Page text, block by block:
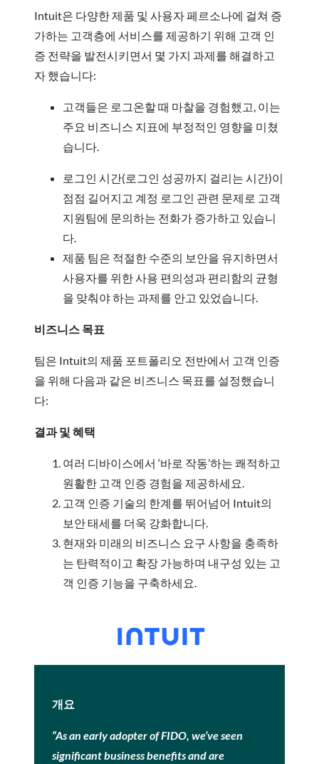
Intuit은 다양한 제품 및 사용자 페르소나에 걸쳐 증
가하는 고객층에 서비스를 제공하기 위해 고객 인
증 전략을 발전시키면서 몇 가지 과제를 해결하고
자 했습니다:
고객들은 로그온할 때 마찰을 경험했고, 이는
주요 비즈니스 지표에 부정적인 영향을 미쳤
습니다.
로그인 시간(로그인 성공까지 걸리는 시간)이
점점 길어지고 계정 로그인 관련 문제로 고객
지원팀에 문의하는 전화가 증가하고 있습니
다.
제품 팀은 적절한 수준의 보안을 유지하면서
사용자를 위한 사용 편의성과 편리함의 균형
을 맞춰야 하는 과제를 안고 있었습니다.
비즈니스 목표
팀은 Intuit의 제품 포트폴리오 전반에서 고객 인증
을 위해 다음과 같은 비즈니스 목표를 설정했습니
다:
결과 및 혜택
여러 디바이스에서 ‘바로 작동’하는 쾌적하고
원활한 고객 인증 경험을 제공하세요.
고객 인증 기술의 한계를 뛰어넘어 Intuit의
보안 태세를 더욱 강화합니다.
현재와 미래의 비즈니스 요구 사항을 충족하
는 탄력적이고 확장 가능하며 내구성 있는 고
객 인증 기능을 구축하세요.
개요
“As an early adopter of FIDO, we’ve seen
significant business benefits and are